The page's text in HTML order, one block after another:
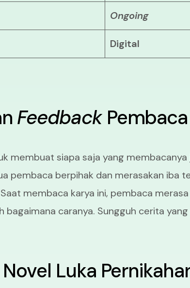
Ongoing
Digital
Feedback
membuat siapa saja yang
pembaca berpihak dan merasakan iba
membaca karya ini, pembaca
bagaimana caranya. Sungguh cerita yang
Luka